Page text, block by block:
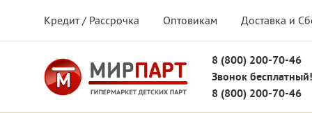
Кредит / Рассрочка Оптовикам Доставка и
8 (800) 200-70-46
Звонок бесплатный!
8 (800) 200-70-46